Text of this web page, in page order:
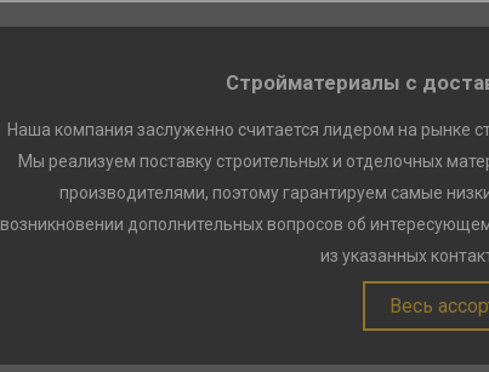
Стройматериалы с
Наша компания заслуженно считается лидером на рынке
Мы реализуем поставку строительных и отделочных
производителями, поэтому гарантируем самые
возникновении дополнительных вопросов об
из указанных
Весь